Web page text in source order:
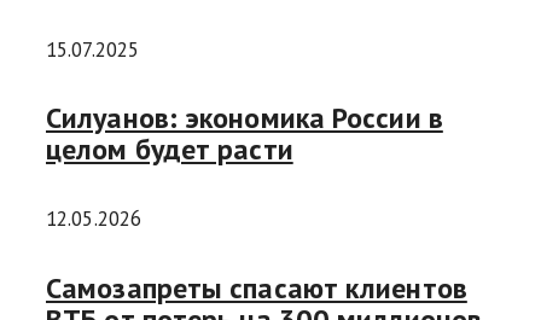
15.07.2025
Силуанов: экономика России в
целом будет расти
12.05.2026
Самозапреты спасают клиентов